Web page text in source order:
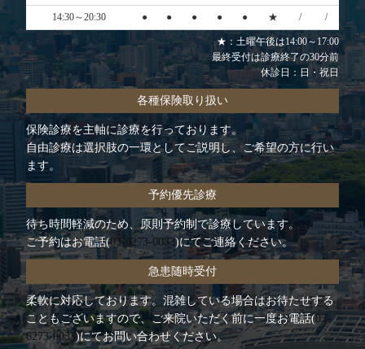
14:30～20:30 ● ● ● ● ● ★ / /
★：土曜午後は14:00～17:00
最終受付は診療終了の30分前
休診日：日・祝日
各種保険取り扱い
保険診療を主軸に診療を行っております。
自由診療は選択肢の一環としてご説明し、ご希望の方に行い
ます。
予約優先診療
待ち時間軽減のため、原則予約制で診療しています。
ご予約はお電話(03-6273-0033)にてご連絡ください。
急患随時受付
柔軟に対応しております。混雑している場合はお待たせする
こともございますので、ご来院いただく前に一度お電話(03-
6273-0033)にてお問い合わせください。